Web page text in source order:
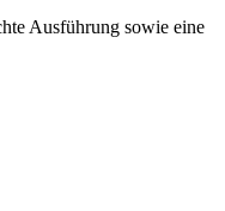
Ausführung sowie eine